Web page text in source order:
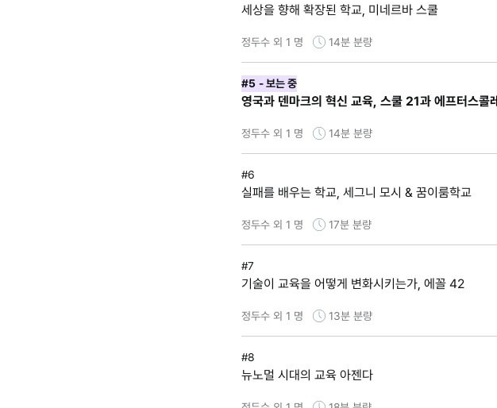
세상을 향해 확장된 학교, 미네르바 스쿨
정두수 외 1 명 14분 분량
#5 - 보는 중
영국과 덴마크의 혁신 교육, 스쿨 21과 에프터스콜레
정두수 외 1 명 14분 분량
#6
실패를 배우는 학교, 세그니 모시 & 꿈이룸학교
정두수 외 1 명 17분 분량
#7
기술이 교육을 어떻게 변화시키는가, 에꼴 42
정두수 외 1 명 13분 분량
#8
뉴노멀 시대의 교육 아젠다